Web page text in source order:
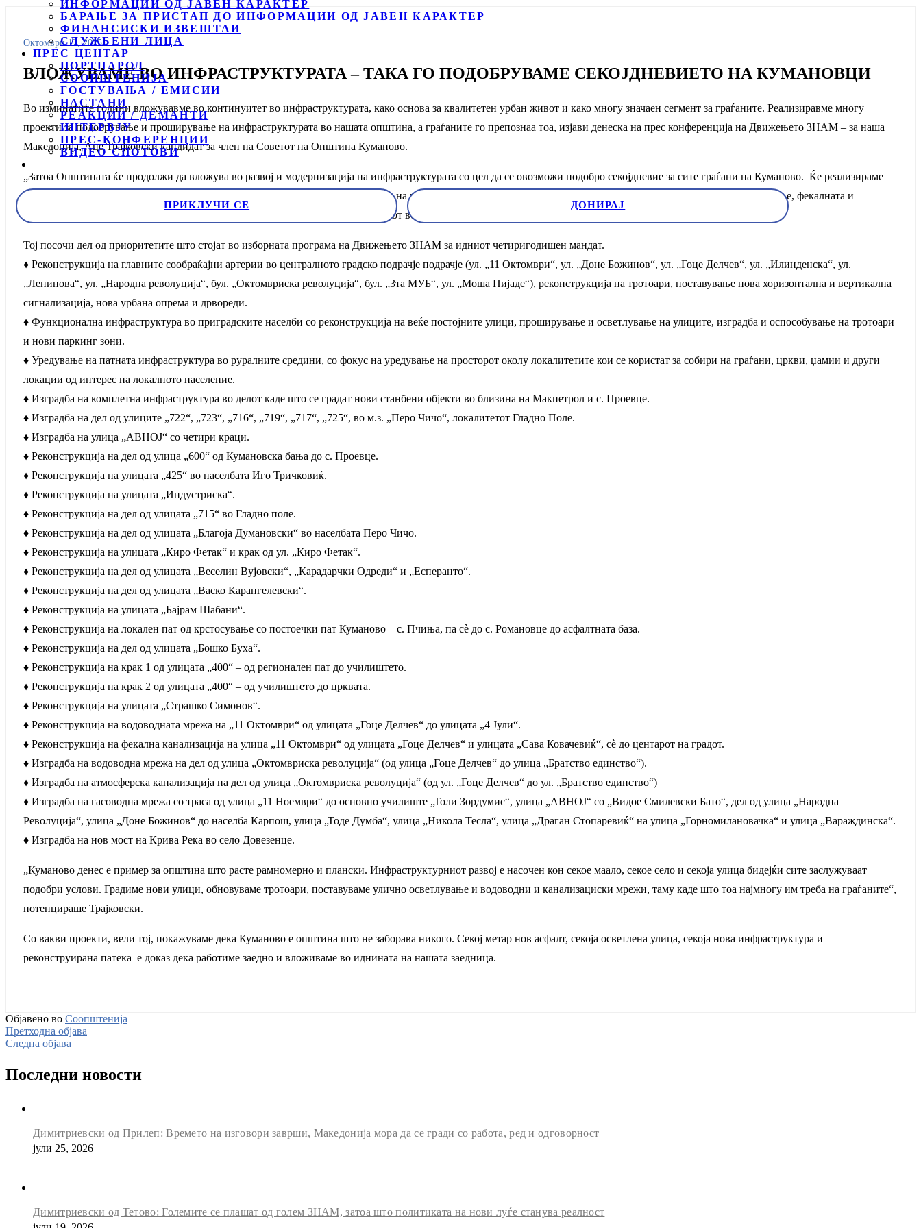
ИНФОРМАЦИИ ОД ЈАВЕН КАРАКТЕР
БАРАЊЕ ЗА ПРИСТАП ДО ИНФОРМАЦИИ ОД ЈАВЕН КАРАКТЕР
ФИНАНСИСКИ ИЗВЕШТАИ
СЛУЖБЕНИ ЛИЦА
ПРЕС ЦЕНТАР
ПОРТПАРОЛ
СООПШТЕНИЈА
ГОСТУВАЊА / ЕМИСИИ
НАСТАНИ
РЕАКЦИИ / ДЕМАНТИ
ИНТЕРВЈУ
ПРЕС-КОНФЕРЕНЦИИ
ВИДЕО СПОТОВИ
ПРИКЛУЧИ СЕ ДОНИРАЈ
Октомври 12, 2025
ВЛОЖУВАМЕ ВО ИНФРАСТРУКТУРАТА – ТАКА ГО ПОДОБРУВАМЕ СЕКОЈДНЕВИЕТО НА КУМАНОВЦИ
Во изминатите години вложувавме во континуитет во инфраструктурата, како основа за квалитетен урбан живот и како многу значаен сегмент за граѓаните. Реализиравме многу
проекти за подобрување и проширување на инфраструктурата во нашата општина, а граѓаните го препознаа тоа, изјави денеска на прес конференција на Движењето ЗНАМ – за наша
Македонија, Аце Трајковски кандидат за член на Советот на Општина Куманово.
„Затоа Општината ќе продолжи да вложува во развој и модернизација на инфраструктурата со цел да се овозможи подобро секојдневие за сите граѓани на Куманово. Ќе реализираме
повеќе значајни проекти за изградба и одржување на патната инфраструктура, на гасификацијата, модернизација и проширување на системите за водоснабдување, фекалната и
атмосферската канализација и други суштински проекти за поквалитетен живот во секој дом“ рече Трајковски.
Тој посочи дел од приоритетите што стојат во изборната програма на Движењето ЗНАМ за идниот четиригодишен мандат.
♦ Реконструкција на главните сообраќајни артерии во централното градско подрачје подрачје (ул. „11 Октомври“, ул. „Доне Божинов“, ул. „Гоце Делчев“, ул. „Илинденска“, ул.
„Ленинова“, ул. „Народна револуција“, бул. „Октомвриска револуција“, бул. „3та МУБ“, ул. „Моша Пијаде“), реконструкција на тротоари, поставување нова хоризонтална и вертикална
сигнализација, нова урбана опрема и дрвореди.
♦ Функционална инфраструктура во приградските населби со реконструкција на веќе постојните улици, проширување и осветлување на улиците, изградба и оспособување на тротоари
и нови паркинг зони.
♦ Уредување на патната инфраструктура во руралните средини, со фокус на уредување на просторот околу локалитетите кои се користат за собири на граѓани, цркви, џамии и други
локации од интерес на локалното население.
♦ Изградба на комплетна инфраструктура во делот каде што се градат нови станбени објекти во близина на Макпетрол и с. Проевце.
♦ Изградба на дел од улиците „722“, „723“, „716“, „719“, „717“, „725“, во м.з. „Перо Чичо“, локалитетот Гладно Поле.
♦ Изградба на улица „АВНОЈ“ со четири краци.
♦ Реконструкција на дел од улица „600“ од Кумановска бања до с. Проевце.
♦ Реконструкција на улицата „425“ во населбата Иго Тричковиќ.
♦ Реконструкција на улицата „Индустриска“.
♦ Реконструкција на дел од улицата „715“ во Гладно поле.
♦ Реконструкција на дел од улицата „Благоја Думановски“ во населбата Перо Чичо.
♦ Реконструкција на улицата „Киро Фетак“ и крак од ул. „Киро Фетак“.
♦ Реконструкција на дел од улицата „Веселин Вујовски“, „Карадарчки Одреди“ и „Есперанто“.
♦ Реконструкција на дел од улицата „Васко Карангелевски“.
♦ Реконструкција на улицата „Бајрам Шабани“.
♦ Реконструкција на локален пат од крстосување со постоечки пат Куманово – с. Пчиња, па сѐ до с. Романовце до асфалтната база.
♦ Реконструкција на дел од улицата „Бошко Буха“.
♦ Реконструкција на крак 1 од улицата „400“ – од регионален пат до училиштето.
♦ Реконструкција на крак 2 од улицата „400“ – од училиштето до црквата.
♦ Реконструкција на улицата „Страшко Симонов“.
♦ Реконструкција на водоводната мрежа на „11 Октомври“ од улицата „Гоце Делчев“ до улицата „4 Јули“.
♦ Реконструкција на фекална канализација на улица „11 Октомври“ од улицата „Гоце Делчев“ и улицата „Сава Ковачевиќ“, сѐ до центарот на градот.
♦ Изградба на водоводна мрежа на дел од улица „Октомвриска револуција“ (од улица „Гоце Делчев“ до улица „Братство единство“).
♦ Изградба на атмосферска канализација на дел од улица „Октомвриска револуција“ (од ул. „Гоце Делчев“ до ул. „Братство единство“)
♦ Изградба на гасоводна мрежа со траса од улица „11 Ноември“ до основно училиште „Толи Зордумис“, улица „АВНОЈ“ со „Видое Смилевски Бато“, дел од улица „Народна
Револуција“, улица „Доне Божинов“ до населба Карпош, улица „Тоде Думба“, улица „Никола Тесла“, улица „Драган Стопаревиќ“ на улица „Горномилановачка“ и улица „Вараждинска“.
♦ Изградба на нов мост на Крива Река во село Довезенце.
„Куманово денес е пример за општина што расте рамномерно и плански. Инфраструктурниот развој е насочен кон секое маало, секое село и секоја улица бидејќи сите заслужуваат
подобри услови. Градиме нови улици, обновуваме тротоари, поставуваме улично осветлување и водоводни и канализациски мрежи, таму каде што тоа најмногу им треба на граѓаните“,
потенцираше Трајковски.
Со вакви проекти, вели тој, покажуваме дека Куманово е општина што не заборава никого. Секој метар нов асфалт, секоја осветлена улица, секоја нова инфраструктура и
реконструирана патека е доказ дека работиме заедно и вложиваме во иднината на нашата заедница.
Објавено во Соопштенија
Претходна објава
Следна објава
Последни новости
Димитриевски од Прилеп: Времето на изговори заврши, Македонија мора да се гради со работа, ред и одговорност
јули 25, 2026
Димитриевски од Тетово: Големите се плашат од голем ЗНАМ, затоа што политиката на нови луѓе станува реалност